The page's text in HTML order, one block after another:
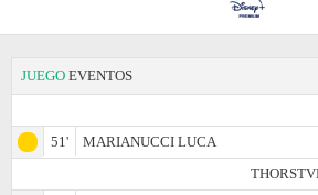
JUEGO EVENTOS
51'
MARIANUCCI LUCA